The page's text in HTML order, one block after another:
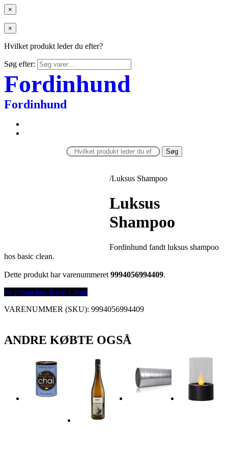
×
×
Hvilket produkt leder du efter?
Søg efter:
Fordinhund
Fordinhund
Søg
/Luksus Shampoo
Luksus
Shampoo
Fordinhund fandt luksus shampoo
hos basic clean.
Dette produkt har varenummeret 9994056994409.
Se prisen hos Basic Clean
VARENUMMER (SKU): 9994056994409
ANDRE KØBTE OGSÅ